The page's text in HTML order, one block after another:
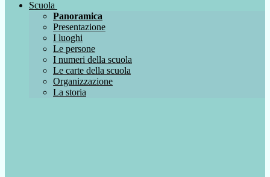
Scuola
Panoramica
Presentazione
I luoghi
Le persone
I numeri della scuola
Le carte della scuola
Organizzazione
La storia